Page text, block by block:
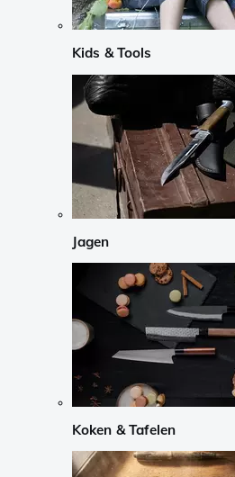
Kids & Tools
Jagen
Koken & Tafelen